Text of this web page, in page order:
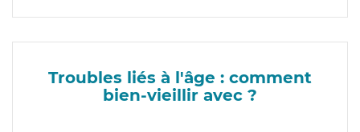
Troubles liés à l'âge : comment
bien-vieillir avec ?